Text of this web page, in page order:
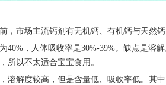
，市场主流钙剂有无机钙、有机钙与天然钙
40% ，人体吸收率是30%-39%。缺点是溶
所以不太适合宝宝食用。
溶解度较高，但是含量低、吸收率低。其